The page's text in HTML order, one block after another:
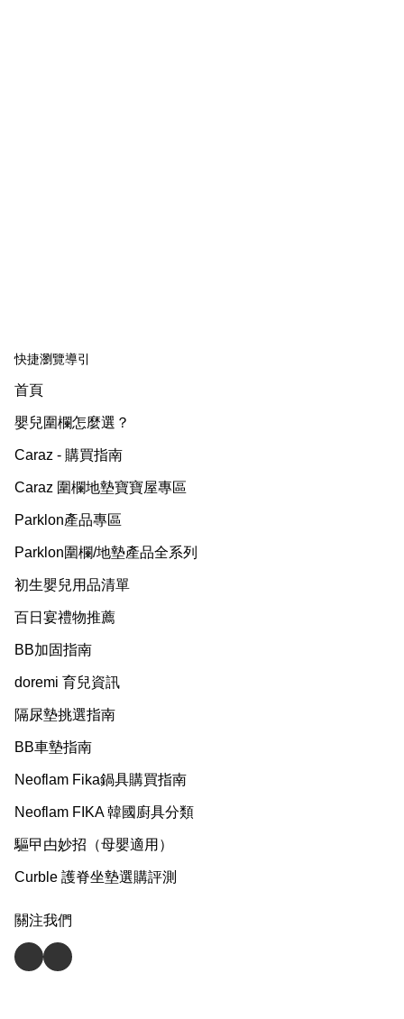
快捷瀏覽導引
首頁
嬰兒圍欄怎麼選？
Caraz - 購買指南
Caraz 圍欄地墊寶寶屋專區
Parklon產品專區
Parklon圍欄/地墊產品全系列
初生嬰兒用品清單
百日宴禮物推薦
BB加固指南
doremi 育兒資訊
隔尿墊挑選指南
BB車墊指南
Neoflam Fika鍋具購買指南
Neoflam FIKA 韓國廚具分類
驅曱甴妙招（母嬰適用）
Curble 護脊坐墊選購評測
關注我們